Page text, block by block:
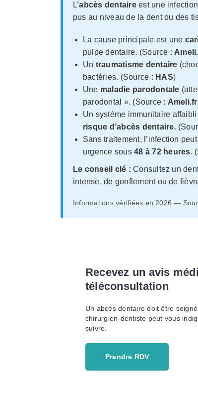
L’abcès dentaireest une
pus au niveau de la dent ou des
La cause principale est une
pulpe dentaire. (Source :
Un traumatisme dentaire
bactéries. (Source : HAS)
Une maladie parodontale
parodontal ». (Source : Ameli.fr
Un système immunitaire
risque d’abcès dentaire.
Sans traitement, l’infection
urgence sous48 à 72 heures.
Le conseil clé : Consultez un
intense, de gonflement ou de
Informations vérifiées en 2026 —
Recevez un avis
téléconsultation
Un abcès dentaire doit être
chirurgien-dentiste peut vous
suivre.
Prendre RDV